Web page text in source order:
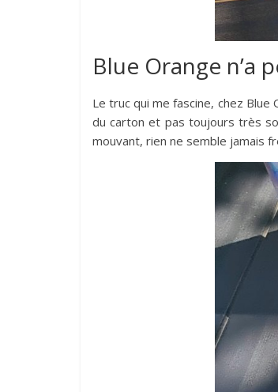
Blue Orange n’a
Le truc qui me fascine, chez
du carton et pas toujours très
mouvant, rien ne semble jamais